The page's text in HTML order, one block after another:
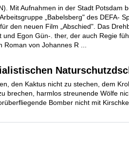
Mit Aufnahmen in der Stadt Potsdam
„Babelsberg" des DEFA-
den neuen Film „Abschied". Das
und Egon Gün-. ther, der auch Regie
Roman von Johannes R ...
den Kaktus nicht zu stechen, dem
brechen, harmlos streunende Wölfe
Bomber nicht mit